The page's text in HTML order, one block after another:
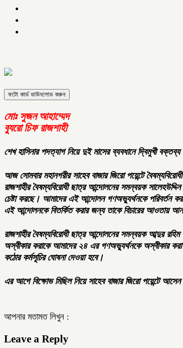
ফটো কার্ড ডাউনলোড করুন
মোঃ সুজন আহাম্মেদ
ব্যুরো চিফ রাজশাহী
শেখ হাসিনার পদত্যাগ নিয়ে দুই মাসের ব্যবধানে দ্বিমুখী বক্তব্য
আজ সোমবার মহানগরীর সাহেব বাজার জিরো পয়েন্টে
রাজশাহীর বৈষম্যবিরোধী ছাত্র আন্দোলনের সমন্বয়ক
চেষ্টা করছে। আমাদের এই আন্দোলন গণঅভ্যুর্থনকে পরিবর্তন
এই আন্দোলনকে বিতর্কিত করার জন্য তাকে বিচারের আওতায়
রাজশাহীর বৈষম্যবিরোধী ছাত্র আন্দোলনের সমন্বয়ক আব্দুর রহিম
অস্বীকার করাকে আমাদের ২৪ এর গণঅভ্যুর্থনকে অস্বীকার
কঠোর কর্মসূচির ঘোষনা দেওয়া হবে।
এর আগে বিক্ষোভ মিছিল নিয়ে সাহেব বাজার জিরো পয়েন্টে আসেন
আপনার মতামত লিখুন :
Leave a Reply